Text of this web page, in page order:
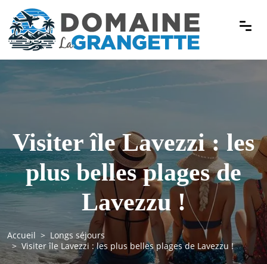
Visiter île Lavezzi : les
plus belles plages de
Lavezzu !
Accueil
Longs séjours
Visiter île Lavezzi : les plus belles plages de Lavezzu !